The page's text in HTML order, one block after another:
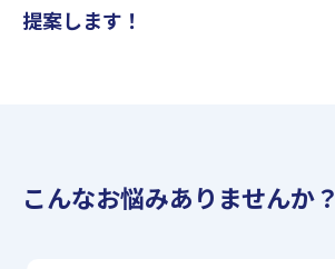
提案します！
こんなお悩みありませんか？